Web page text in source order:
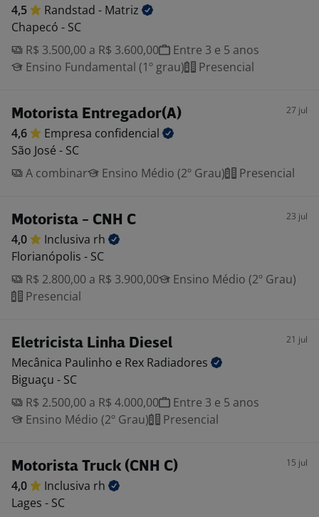
4,5 Randstad - Matriz
Chapecó - SC
R$ 3.500,00 a R$ 3.600,00
Entre 3 e 5 anos
Ensino Fundamental (1º grau)
Presencial
Motorista Entregador(A) 27 jul
4,6 Empresa confidencial
São José - SC
A combinar
Ensino Médio (2º Grau) Presencial
Motorista - CNH C 23 jul
4,0 Inclusiva rh
Florianópolis - SC
R$ 2.800,00 a R$ 3.900,00
Ensino Médio (2º Grau)
Presencial
Eletricista Linha Diesel 21 jul
Mecânica Paulinho e Rex Radiadores
Biguaçu - SC
R$ 2.500,00 a R$ 4.000,00
Entre 3 e 5 anos
Ensino Médio (2º Grau)
Presencial
Motorista Truck (CNH C) 15 jul
4,0 Inclusiva rh
Lages - SC